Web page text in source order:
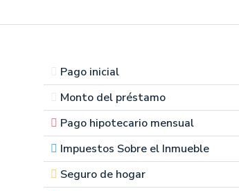
Pago inicial
Monto del préstamo
Pago hipotecario mensual
Impuestos Sobre el Inmueble
Seguro de hogar